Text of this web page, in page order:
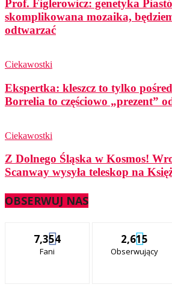
Prof. Figlerowicz: genetyka
skomplikowana mozaika,
odtwarzać
Ciekawostki
Ekspertka: kleszcz to tylko
Borrelia to częściowo „prezent”
Ciekawostki
Z Dolnego Śląska w Kosmos!
Scanway wysyła teleskop na
OBSERWUJ NAS
7,354
Fani
2,615
Obserwujący